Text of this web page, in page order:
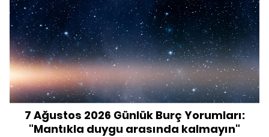
7 Ağustos 2026 Günlük Burç Yorumları:
"Mantıkla duygu arasında kalmayın"